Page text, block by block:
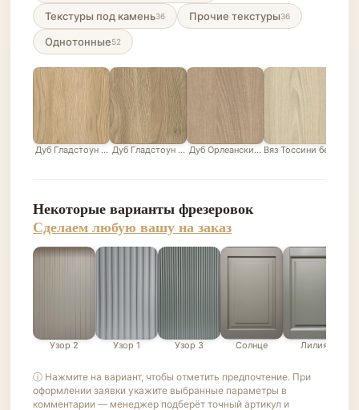
Текстуры под камень36 Прочие текстуры36
Однотонные52
Дуб Гладстоун песочныйДуб Гладстоун серо-бежевыйДуб Орлеанский песочно-бежевый
Вяз Тоссини белый
Некоторые варианты фрезеровок
Сделаем любую вашу на заказ
Узор 2 Узор 1 Узор 3 Солнце Лилия
ⓘ Нажмите на вариант, чтобы отметить предпочтение. При
оформлении заявки укажите выбранные параметры в
комментарии — менеджер подберёт точный артикул и